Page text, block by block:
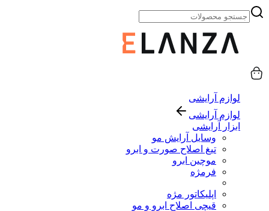
لوازم آرایشی
لوازم آرایشی
ابزار آرایشی
وسایل آرایش مو
تیغ اصلاح صورت و ابرو
موچین ابرو
فرمژه
اپلیکاتور مژه
قیچی اصلاح ابرو و مو